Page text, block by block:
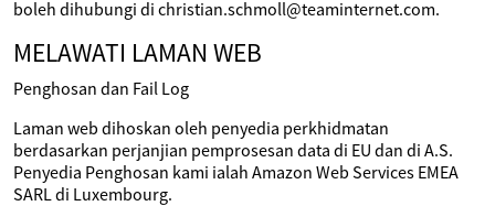
boleh dihubungi di christian.schmoll@teaminternet.com.
MELAWATI LAMAN WEB
Penghosan dan Fail Log
Laman web dihoskan oleh penyedia perkhidmatan
berdasarkan perjanjian pemprosesan data di EU dan di A.S.
Penyedia Penghosan kami ialah Amazon Web Services EMEA
SARL di Luxembourg.